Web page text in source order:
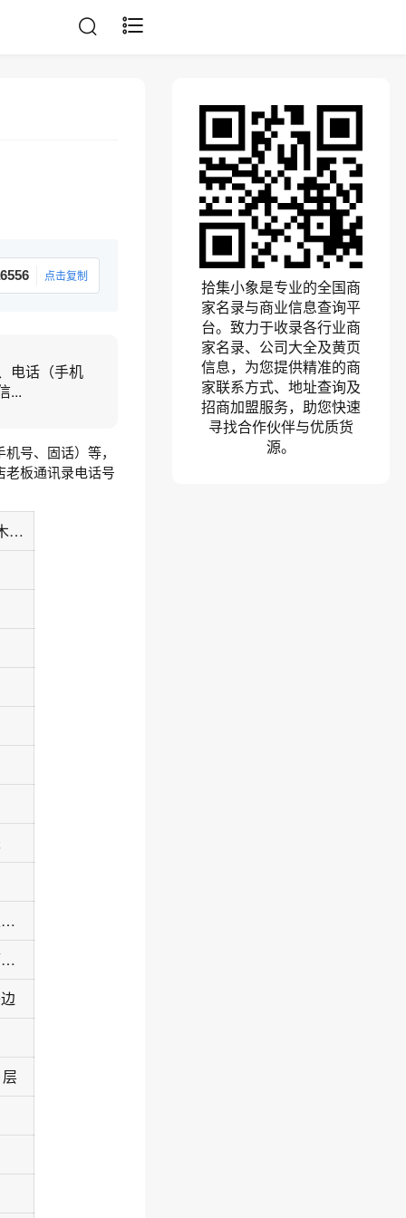
点击复制
电话（手机
...
号、固话）等，
老板通讯录电话号
海南省海口市秀英区美俗路105号花木超市、花木网络交易中心H栋第一层105房
海南省海口市龙华区海垦街道海垦路68号汇鑫农贸市场楼上4楼403号
海南省海口市龙华区金贸中路10号海南省财政厅宿舍临街铺面7号
拾集小象是专业的全国商
家名录与商业信息查询平
台。致力于收录各行业商
家名录、公司大全及黄页
信息，为您提供精准的商
家联系方式、地址查询及
招商加盟服务，助您快速
寻找合作伙伴与优质货
源。